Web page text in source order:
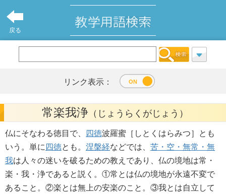
戻る
リンク表示：
常楽我浄 （じょうらくがじょう）
仏にそなわる徳目で、 四徳波羅蜜［しとくはらみつ］とも
いう。単に 四徳とも。 涅槃経などでは、 苦・空・無常・無
我は人々の迷いを破るための教えであり、仏の境地は常・
楽・我・浄であると説く。①常とは仏の境地が永遠不変で
あること。②楽とは無上の安楽のこと。③我とは自立して